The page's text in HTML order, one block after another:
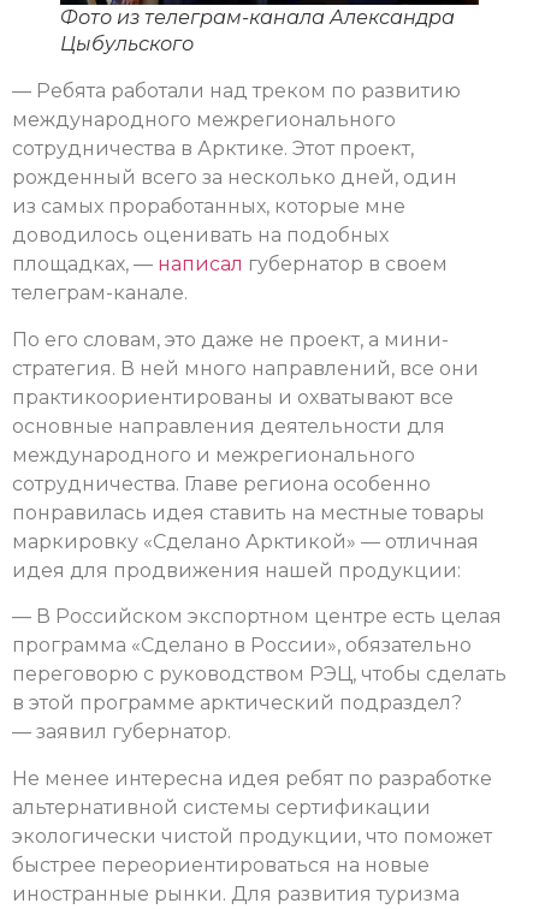
Фото из телеграм-канала Александра
Цыбульского
— Ребята работали над треком по развитию
международного межрегионального
сотрудничества в Арктике. Этот проект,
рожденный всего за несколько дней, один
из самых проработанных, которые мне
доводилось оценивать на подобных
площадках, — написал губернатор в своем
телеграм-канале.
По его словам, это даже не проект, а мини-
стратегия. В ней много направлений, все они
практикоориентированы и охватывают все
основные направления деятельности для
международного и межрегионального
сотрудничества. Главе региона особенно
понравилась идея ставить на местные товары
маркировку «Сделано Арктикой» — отличная
идея для продвижения нашей продукции:
— В Российском экспортном центре есть целая
программа «Сделано в России», обязательно
переговорю с руководством РЭЦ, чтобы сделать
в этой программе арктический подраздел?
— заявил губернатор.
Не менее интересна идея ребят по разработке
альтернативной системы сертификации
экологически чистой продукции, что поможет
быстрее переориентироваться на новые
иностранные рынки. Для развития туризма